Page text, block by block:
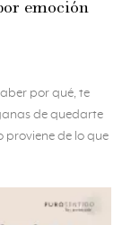
emoción
por qué, te
de quedarte
proviene de lo que